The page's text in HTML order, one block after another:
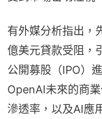
有外媒分析指出，
億美元貸款受阻，
公開募股（IPO）
OpenAI未來的商
滲透率，以及AI應